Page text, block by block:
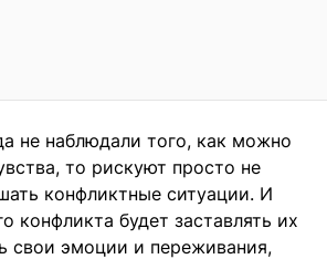
не наблюдали того, как можно
то рискуют просто не
конфликтные ситуации. И
конфликта будет заставлять их
свои эмоции и переживания,